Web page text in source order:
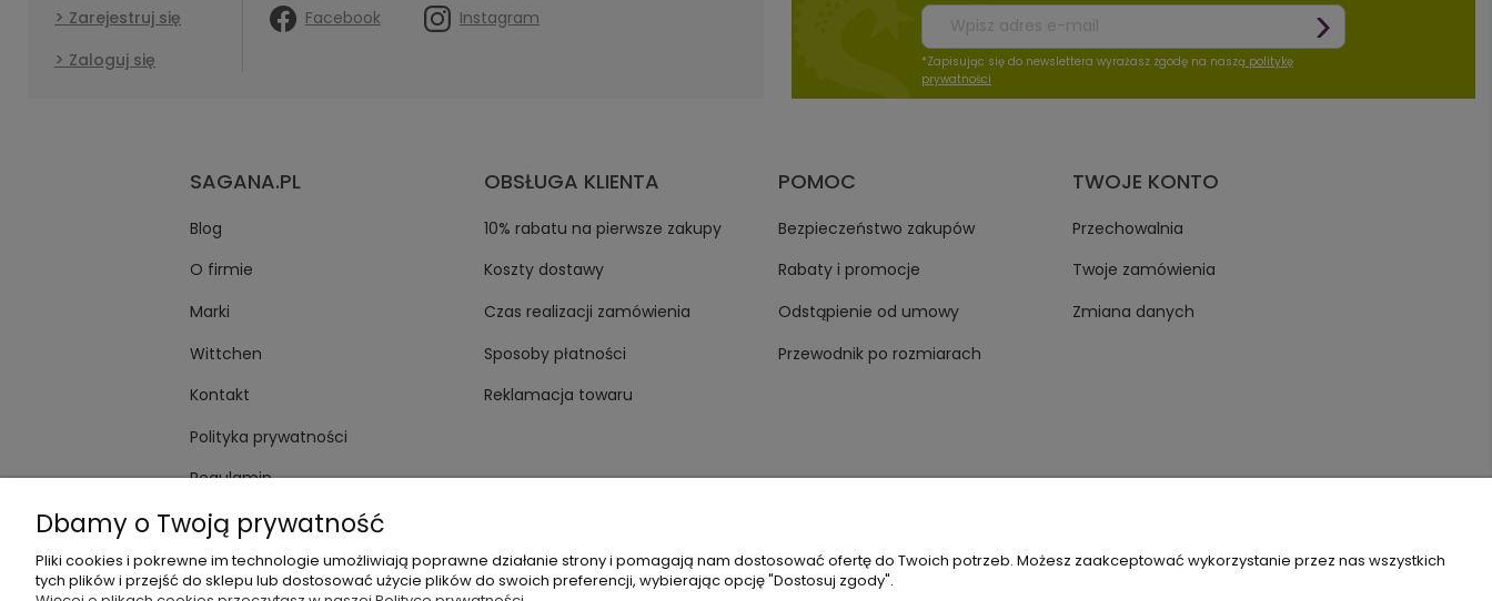
Zarejestruj się
Zaloguj się
Facebook Instagram
*Zapisując się do newslettera wyrażasz zgodę na naszą politykę
prywatności
SAGANA.PL
Blog
O firmie
Marki
Wittchen
Kontakt
Polityka prywatności
Regulamin
OBSŁUGA KLIENTA
10% rabatu na pierwsze zakupy
Koszty dostawy
Czas realizacji zamówienia
Sposoby płatności
Reklamacja towaru
POMOC
Bezpieczeństwo zakupów
Rabaty i promocje
Odstąpienie od umowy
Przewodnik po rozmiarach
TWOJE KONTO
Przechowalnia
Twoje zamówienia
Zmiana danych
Dbamy o Twoją prywatność
Pliki cookies i pokrewne im technologie umożliwiają poprawne działanie strony i pomagają nam dostosować ofertę do Twoich potrzeb. Możesz zaakceptować wykorzystanie przez nas wszystkich
tych plików i przejść do sklepu lub dostosować użycie plików do swoich preferencji, wybierając opcję "Dostosuj zgody".